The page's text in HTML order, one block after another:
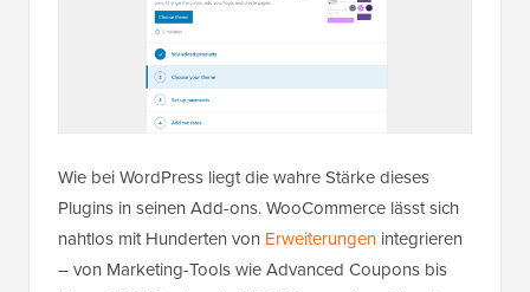
Wie bei WordPress liegt die wahre Stärke dieses
Plugins in seinen Add-ons. WooCommerce lässt sich
nahtlos mit Hunderten von Erweiterungen integrieren
– von Marketing-Tools wie Advanced Coupons bis